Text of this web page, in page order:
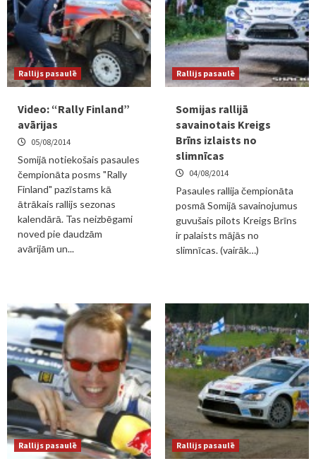
Rallijs pasaulē
Video: “Rally Finland”
avārijas
05/08/2014
Somijā notiekošais pasaules
čempionāta posms "Rally
Finland" pazīstams kā
ātrākais rallijs sezonas
kalendārā. Tas neizbēgami
noved pie daudzām
avārijām un...
Rallijs pasaulē
Somijas rallijā
savainotais Kreigs
Brīns izlaists no
slimnīcas
04/08/2014
Pasaules rallija čempionāta
posmā Somijā savainojumus
guvušais pilots Kreigs Brīns
ir palaists mājās no
slimnīcas. (vairāk…)
Rallijs pasaulē Rallijs pasaulē